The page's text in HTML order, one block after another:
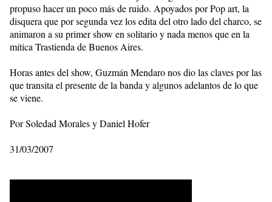
propuso hacer un poco más de ruido. Apoyados por Pop art, la
disquera que por segunda vez los edita del otro lado del charco, se
animaron a su primer show en solitario y nada menos que en la
mítica Trastienda de Buenos Aires.
Horas antes del show, Guzmán Mendaro nos dio las claves por las
que transita el presente de la banda y algunos adelantos de lo que
se viene.
Por Soledad Morales y Daniel Hofer
31/03/2007